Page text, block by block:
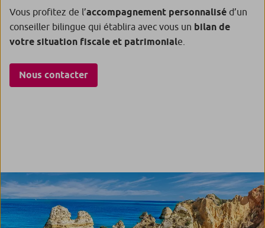
Vous profitez de l’accompagnement personnalisé d’un
conseiller bilingue qui établira avec vous un bilan de
votre situation fiscale et patrimoniale.
Nous contacter